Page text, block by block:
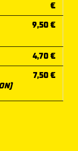
€
9,50 €
4,70 €
7,50 €